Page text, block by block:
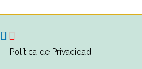
– Política de Privacidad